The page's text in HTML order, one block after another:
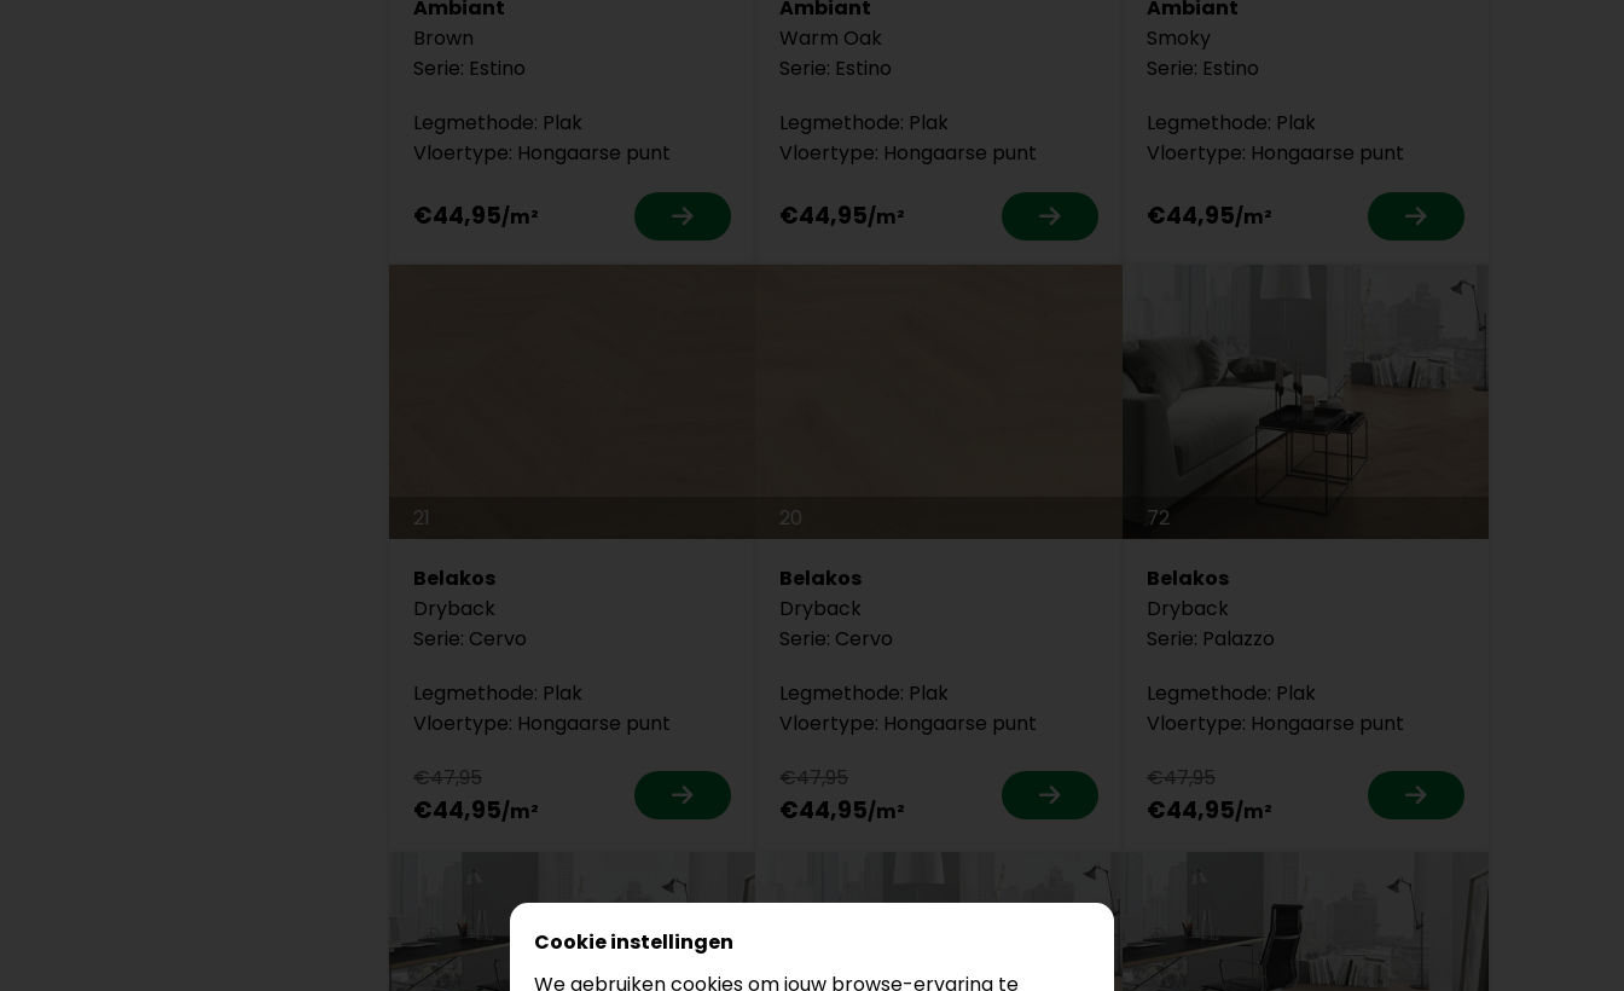
Ambiant
Brown
Serie: Estino
Legmethode: Plak
Vloertype: Hongaarse punt
€44,95
Ambiant
Warm Oak
Serie: Estino
Legmethode: Plak
Vloertype: Hongaarse punt
€44,95
Ambiant
Smoky
Serie: Estino
Legmethode: Plak
Vloertype: Hongaarse punt
€44,95
21
Belakos
Dryback
Serie: Cervo
Legmethode: Plak
Vloertype: Hongaarse punt
€47,95
€44,95
20
Belakos
Dryback
Serie: Cervo
Legmethode: Plak
Vloertype: Hongaarse punt
€47,95
€44,95
72
Belakos
Dryback
Serie: Palazzo
Legmethode: Plak
Vloertype: Hongaarse punt
€47,95
€44,95
Cookie instellingen
We gebruiken cookies om jouw browse-ervaring te